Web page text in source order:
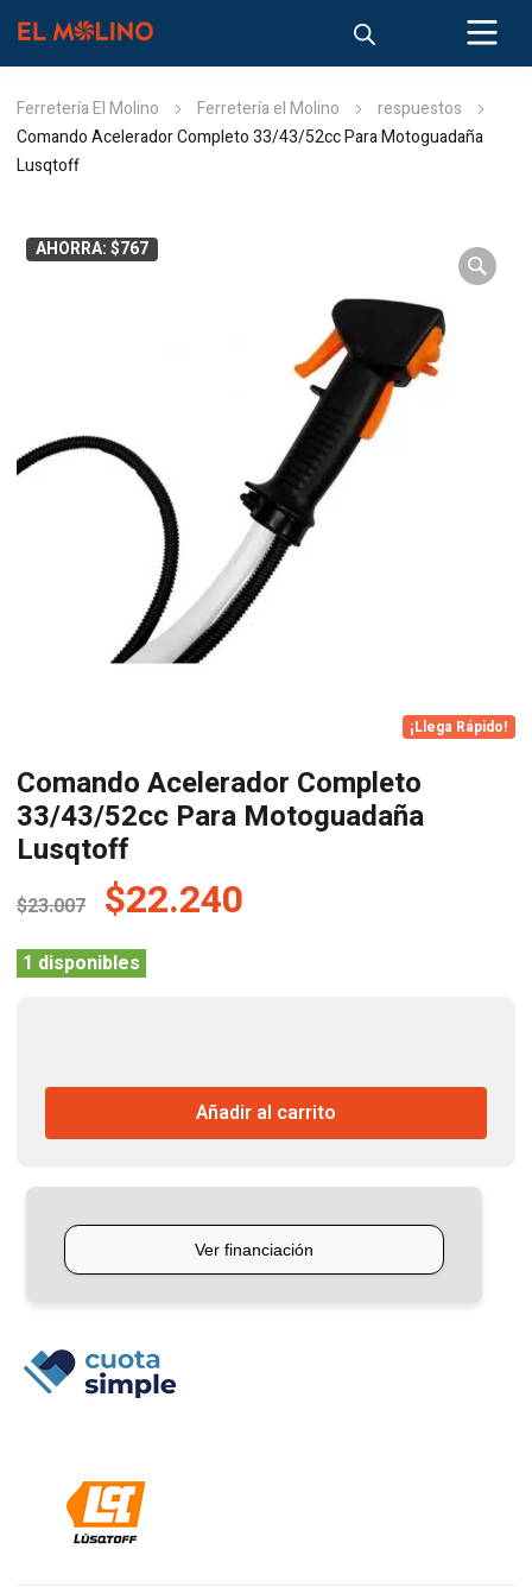
Ferretería El Molino Ferretería el Molino
respuestos
Comando Acelerador Completo 33/43/52cc Para Motoguadaña
Lusqtoff
AHORRA: $767
¡Llega Rápido!
Comando Acelerador Completo
33/43/52cc Para Motoguadaña
Lusqtoff
$23.007 El
precio
original
$22.240
1 disponibles
Completo
Para
Lusqtoff
cantidad
Añadir al carrito